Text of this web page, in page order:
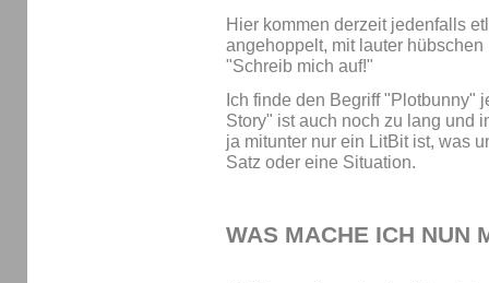
Hier kommen derzeit jedenfalls
angehoppelt, mit lauter
"Schreib mich auf!"
Ich finde den Begriff "Plotbunny"
Story" ist auch noch zu lang und
ja mitunter nur ein LitBit ist, was
Satz oder eine Situation.
WAS MACHE ICH NUN